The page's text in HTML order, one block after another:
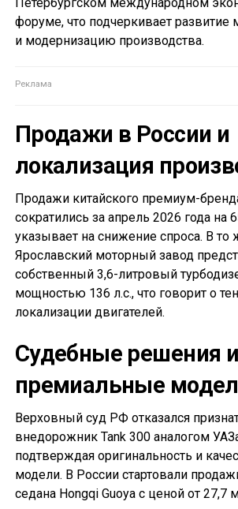
форуме, что подчеркивает развитие
и модернизацию производства.
Продажи в России и
локализация
Продажи китайского премиум-
сократились за апрель 2026 года на
указывает на снижение спроса. В то
Ярославский моторный завод
собственный 3,6-литровый
мощностью 136 л.с., что говорит о
локализации двигателей.
Судебные решения
премиальные
Верховный суд РФ отказался
внедорожник Tank 300 аналогом
подтверждая оригинальность и
модели. В России стартовали
седана Hongqi Guoya с ценой от 27,7